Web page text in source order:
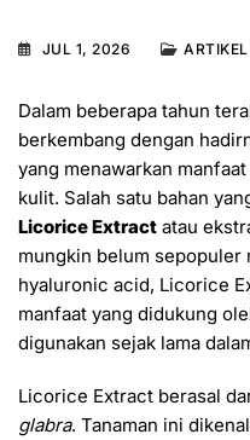
JUL 1, 2026 ARTIKEL
Dalam beberapa tahun
berkembang dengan
yang menawarkan
kulit. Salah satu bahan
Licorice Extract atau
mungkin belum sepopuler
hyaluronic acid, Licorice
manfaat yang didukung
digunakan sejak lama
Licorice Extract berasal
glabra. Tanaman ini